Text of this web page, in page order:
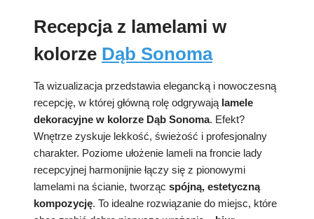
Recepcja z lamelami w
kolorze Dąb Sonoma
Ta wizualizacja przedstawia elegancką i nowoczesną
recepcję, w której główną rolę odgrywają lamele
dekoracyjne w kolorze Dąb Sonoma. Efekt?
Wnętrze zyskuje lekkość, świeżość i profesjonalny
charakter. Poziome ułożenie lameli na froncie lady
recepcyjnej harmonijnie łączy się z pionowymi
lamelami na ścianie, tworząc spójną, estetyczną
kompozycję. To idealne rozwiązanie do miejsc, które